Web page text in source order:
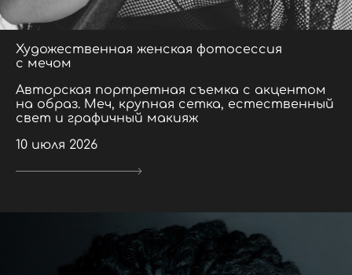
Художественная женская фотосессия
с мечом
Авторская портретная съемка с акцентом
на образ. Меч, крупная сетка, естественный
свет и графичный макияж
10 июля 2026